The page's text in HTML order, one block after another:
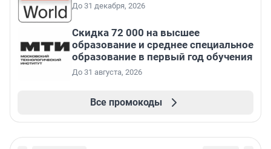
До 31 декабря, 2026
Скидка 72 000 на высшее
образование и среднее специальное
образование в первый год обучения
До 31 августа, 2026
Все промокоды